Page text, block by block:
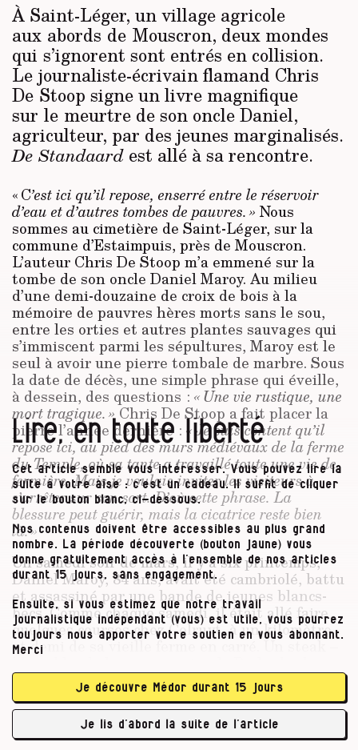
À Saint-Léger, un village agricole
aux abords de Mouscron, deux mondes
qui s’ignorent sont entrés en collision.
Le journaliste-écrivain flamand Chris
De Stoop signe un livre magnifique
sur le meurtre de son oncle Daniel,
agriculteur, par des jeunes marginalisés.
De Standaard est allé à sa rencontre.
« C’est ici qu’il repose, enserré entre le réservoir
d’eau et d’autres tombes de pauvres. » Nous
sommes au cimetière de Saint-Léger, sur la
commune d’Estaimpuis, près de Mouscron.
L’auteur Chris De Stoop m’a emmené sur la
tombe de son oncle Daniel Maroy. Au milieu
d’une demi-douzaine de croix de bois à la
mémoire de pauvres hères morts sans le sou,
entre les orties et autres plantes sauvages qui
s’immiscent parmi les sépultures, Maroy est le
seul à avoir une pierre tombale de marbre. Sous
la date de décès, une simple phrase qui éveille,
à dessein, des questions : « Une vie rustique, une
mort tragique. »Chris De Stoop a fait placer la
pierre l’année dernière : « Je suis content qu’il
repose ici, au pied des murs médiévaux de la ferme
du Temple, où sa tante a travaillé toute une vie de
fermière. Mais je voulais inviter les visiteurs à
s’arrêter sur son sort. D’où cette phrase. La
blessure peut guérir, mais la cicatrice reste bien
là. »
Un samedi soir de mars, il y a six printemps,
Daniel Maroy, 84 ans, avait été cambriolé, battu
et assassiné par une bande de jeunes blancs-
becs. Comme chaque samedi, il était allé faire
quelques courses chez Colruyt, à un kilomètre
et demi de sa vieille ferme en carré. Un steak –
une poignée de chicons. Sur le chemin du
retour, prenant appui sur son vieux vélo, il
avait fait halte à la boucherie d’Yvette, qu’il
Lire, en toute liberté
Cet article semble vous intéresser. Vous pouvez lire la
suite à votre aise : c’est un cadeau. Il suffit de cliquer
sur le bouton blanc, ci-dessous.
Nos contenus doivent être accessibles au plus grand
nombre. La période découverte (bouton jaune) vous
donne gratuitement accès à l’ensemble de nos articles
durant 15 jours, sans engagement.
Ensuite, si vous estimez que notre travail
journalistique indépendant (vous) est utile, vous pourrez
toujours nous apporter votre soutien en vous abonnant.
Merci
Je découvre Médor durant 15 jours
Je lis d’abord la suite de l’article